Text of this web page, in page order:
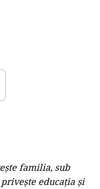
familia, sub
educaţia şi